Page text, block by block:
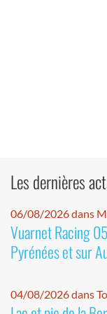
Les dernières
06/08/2026 dans
Vuarnet Racing
Pyrénées et sur
04/08/2026 dans